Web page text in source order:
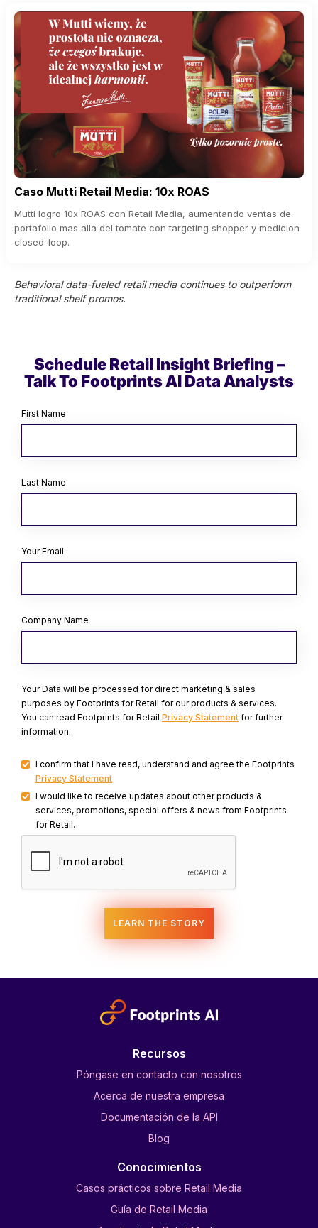
Caso Mutti Retail Media: 10x ROAS
Mutti logro 10x ROAS con Retail Media, aumentando ventas de
portafolio mas alla del tomate con targeting shopper y medicion
closed-loop.
Behavioral data-fueled retail media continues to outperform
traditional shelf promos.
Schedule Retail Insight Briefing –
Talk To Footprints AI Data Analysts
First Name
Last Name
Your Email
Company Name
Your Data will be processed for direct marketing & sales
purposes by Footprints for Retail for our products & services.
You can read Footprints for Retail Privacy Statement for further
information.
I confirm that I have read, understand and agree the Footprints
Privacy Statement
I would like to receive updates about other products &
services, promotions, special offers & news from Footprints
for Retail.
Recursos
Póngase en contacto con nosotros
Acerca de nuestra empresa
Documentación de la API
Blog
Conocimientos
Casos prácticos sobre Retail Media
Guía de Retail Media